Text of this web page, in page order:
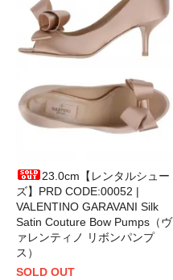
23.0cm【レンタルシュー
ズ】PRD CODE:00052 |
VALENTINO GARAVANI Silk
Satin Couture Bow Pumps（ヴ
ァレンティノ リボンパンプ
ス）
SOLD OUT